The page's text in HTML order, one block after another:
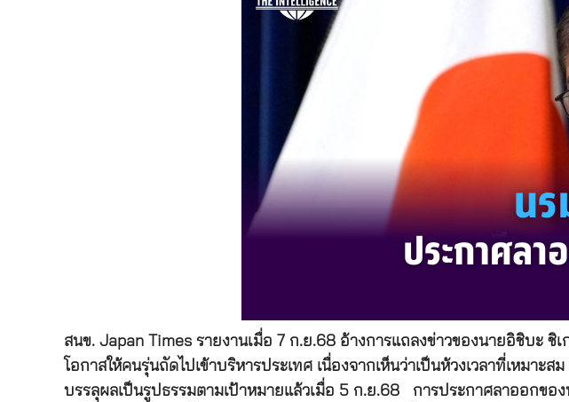
สนข. Japan Times รายงานเมื่อ 7 ก.ย.68 อ้างการแถลงข่าวของนายอิชิบะ
โอกาสให้คนรุ่นถัดไปเข้าบริหารประเทศ เนื่องจากเห็นว่าเป็นห้วงเวลาที่เหมา
บรรลุผลเป็นรูปธรรมตามเป้าหมายแล้วเมื่อ 5 ก.ย.68 การประกาศลาออกข